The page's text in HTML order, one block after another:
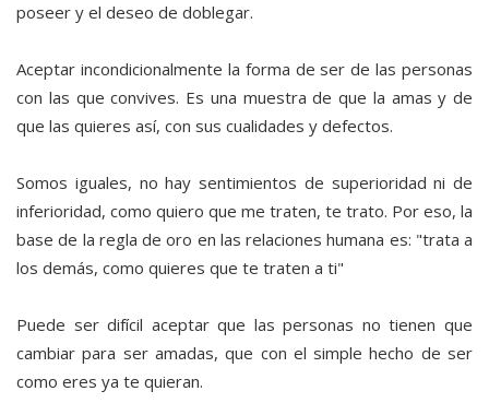
poseer y el deseo de doblegar.
Aceptar incondicionalmente la forma de ser de las personas
con las que convives. Es una muestra de que la amas y de
que las quieres así, con sus cualidades y defectos.
Somos iguales, no hay sentimientos de superioridad ni de
inferioridad, como quiero que me traten, te trato. Por eso, la
base de la regla de oro en las relaciones humana es: "trata a
los demás, como quieres que te traten a ti"
Puede ser difícil aceptar que las personas no tienen que
cambiar para ser amadas, que con el simple hecho de ser
como eres ya te quieran.